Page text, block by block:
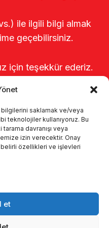
saklamak ve/veya
teknolojiler kullanıyoruz. Bu
davranışı veya
izin verecektir. Onay
özellikleri ve işlevleri
et
ile ilgili bilgi almak
geçebilirsiniz.
için teşekkür ederiz.